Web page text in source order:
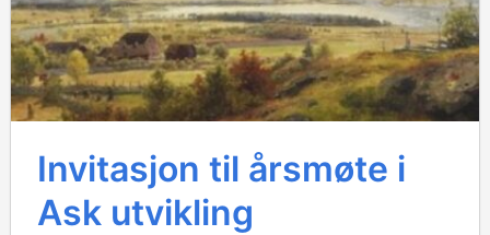
Invitasjon til årsmøte i
Ask utvikling